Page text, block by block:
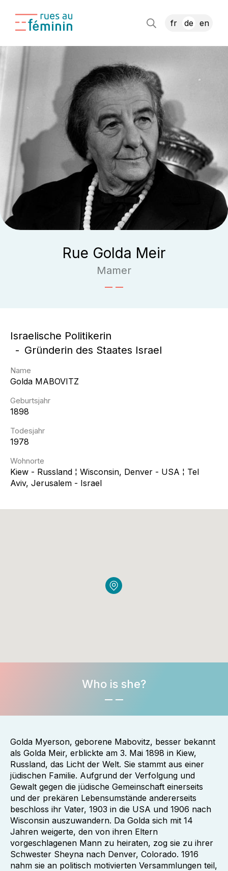
fr de en
Rue Golda Meir
Mamer
Israelische Politikerin
Gründerin des Staates Israel
Name
Golda MABOVITZ
Geburtsjahr
1898
Todesjahr
1978
Wohnorte
Kiew - Russland ¦ Wisconsin, Denver - USA ¦ Tel
Aviv, Jerusalem - Israel
Who is she?
Golda Myerson, geborene Mabovitz, besser bekannt
als Golda Meir, erblickte am 3. Mai 1898 in Kiew,
Russland, das Licht der Welt. Sie stammt aus einer
jüdischen Familie. Aufgrund der Verfolgung und
Gewalt gegen die jüdische Gemeinschaft einerseits
und der prekären Lebensumstände andererseits
beschloss ihr Vater, 1903 in die USA und 1906 nach
Wisconsin auszuwandern. Da Golda sich mit 14
Jahren weigerte, den von ihren Eltern
vorgeschlagenen Mann zu heiraten, zog sie zu ihrer
Schwester Sheyna nach Denver, Colorado. 1916
nahm sie an politisch motivierten Versammlungen teil,